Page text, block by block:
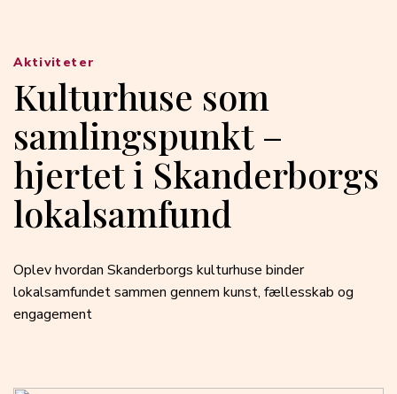
Kulturhuse som
samlingspunkt –
hjertet i Skanderborgs
lokalsamfund
Oplev hvordan Skanderborgs kulturhuse binder
lokalsamfundet sammen gennem kunst, fællesskab og
engagement
Aktiviteter